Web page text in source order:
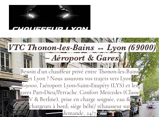
VTC Thonon-les-Bains ↔ Lyon (69000)
– Aéroport & Gares
Besoin d’un chauffeur privé entre Thonon-les-Bains
et Lyon ? Nous assurons vos trajets vers Lyon
69000, l’aéroport Lyon‑Saint‑Exupéry (LYS) et les
gares Part‑Dieu/Perrache. Confort Mercedes (Classe
V & Berline), prise en charge soignée, eau &
chargeurs à bord, siège bébé/ réhausseur sur
demande, 24/7.